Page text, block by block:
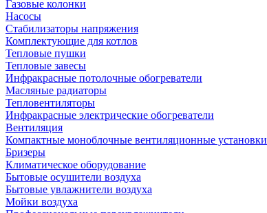
Газовые колонки
Насосы
Стабилизаторы напряжения
Комплектующие для котлов
Тепловые пушки
Тепловые завесы
Инфракрасные потолочные обогреватели
Масляные радиаторы
Тепловентиляторы
Инфракрасные электрические обогреватели
Вентиляция
Компактные моноблочные вентиляционные установки
Бризеры
Климатическое оборудование
Бытовые осушители воздуха
Бытовые увлажнители воздуха
Мойки воздуха